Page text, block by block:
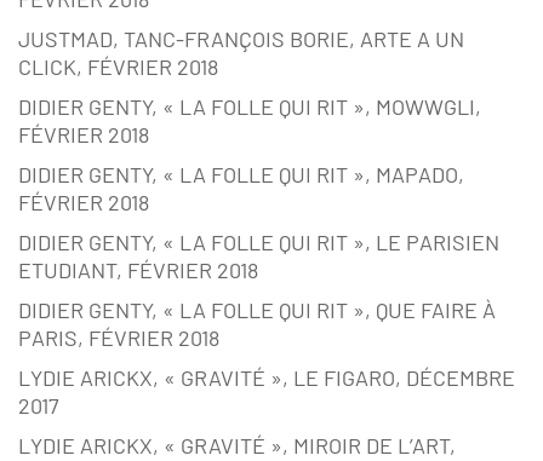
JUSTMAD, TANC-FRANÇOIS BORIE, ARTE A UN
CLICK, FÉVRIER 2018
DIDIER GENTY, « LA FOLLE QUI RIT », MOWWGLI,
FÉVRIER 2018
DIDIER GENTY, « LA FOLLE QUI RIT », MAPADO,
FÉVRIER 2018
DIDIER GENTY, « LA FOLLE QUI RIT », LE PARISIEN
ETUDIANT, FÉVRIER 2018
DIDIER GENTY, « LA FOLLE QUI RIT », QUE FAIRE À
PARIS, FÉVRIER 2018
LYDIE ARICKX, « GRAVITÉ », LE FIGARO, DÉCEMBRE
2017
LYDIE ARICKX, « GRAVITÉ », MIROIR DE L’ART,